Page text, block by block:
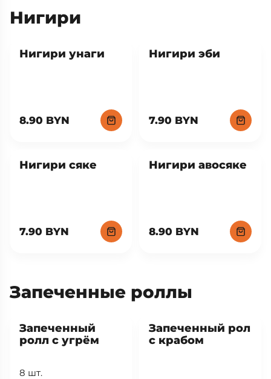
Нигири
Нигири унаги
8.90 BYN
Нигири эби
7.90 BYN
Нигири сяке
7.90 BYN
Нигири авосяке
8.90 BYN
Запеченные роллы
Запеченный
ролл с угрём
8 шт.
Запеченный рол
с крабом